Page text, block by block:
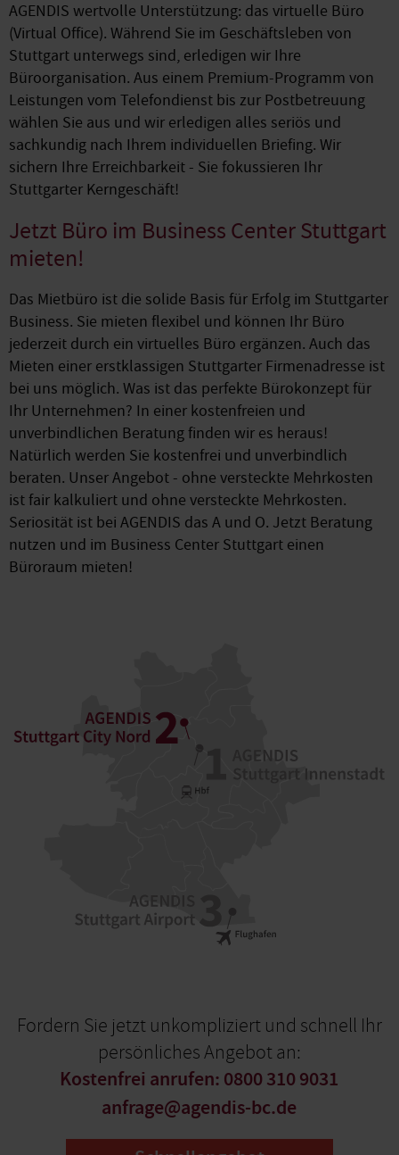
AGENDIS wertvolle Unterstützung: das virtuelle Büro
(Virtual Office). Während Sie im Geschäftsleben von
Stuttgart unterwegs sind, erledigen wir Ihre
Büroorganisation. Aus einem Premium-Programm von
Leistungen vom Telefondienst bis zur Postbetreuung
wählen Sie aus und wir erledigen alles seriös und
sachkundig nach Ihrem individuellen Briefing. Wir
sichern Ihre Erreichbarkeit - Sie fokussieren Ihr
Stuttgarter Kerngeschäft!
Jetzt Büro im Business Center Stuttgart
mieten!
Das Mietbüro ist die solide Basis für Erfolg im Stuttgarter
Business. Sie mieten flexibel und können Ihr Büro
jederzeit durch ein virtuelles Büro ergänzen. Auch das
Mieten einer erstklassigen Stuttgarter Firmenadresse ist
bei uns möglich. Was ist das perfekte Bürokonzept für
Ihr Unternehmen? In einer kostenfreien und
unverbindlichen Beratung finden wir es heraus!
Natürlich werden Sie kostenfrei und unverbindlich
beraten. Unser Angebot - ohne versteckte Mehrkosten
ist fair kalkuliert und ohne versteckte Mehrkosten.
Seriosität ist bei AGENDIS das A und O. Jetzt Beratung
nutzen und im Business Center Stuttgart einen
Büroraum mieten!
Fordern Sie jetzt unkompliziert und schnell Ihr
persönliches Angebot an:
Kostenfrei anrufen: 0800 310 9031
anfrage@agendis-bc.de